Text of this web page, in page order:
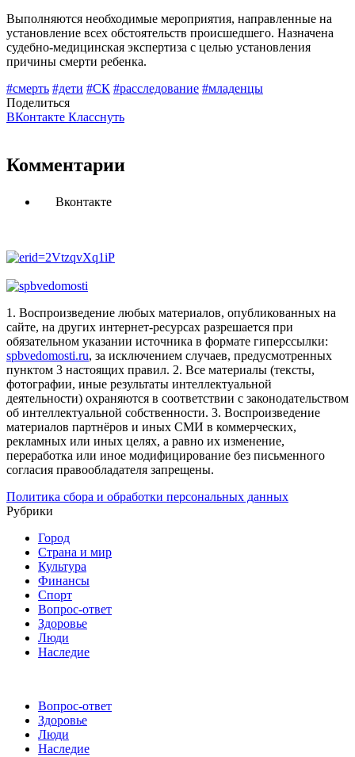
Выполняются необходимые мероприятия, направленные на
установление всех обстоятельств происшедшего. Назначена
судебно-медицинская экспертиза с целью установления
причины смерти ребенка.
#смерть #дети #СК #расследование #младенцы
Поделиться
ВКонтакте Класснуть
Комментарии
Вконтакте
1. Воспроизведение любых материалов, опубликованных на
сайте, на других интернет-ресурсах разрешается при
обязательном указании источника в формате гиперссылки:
spbvedomosti.ru, за исключением случаев, предусмотренных
пунктом 3 настоящих правил. 2. Все материалы (тексты,
фотографии, иные результаты интеллектуальной
деятельности) охраняются в соответствии с законодательством
об интеллектуальной собственности. 3. Воспроизведение
материалов партнёров и иных СМИ в коммерческих,
рекламных или иных целях, а равно их изменение,
переработка или иное модифицирование без письменного
согласия правообладателя запрещены.
Политика сбора и обработки персональных данных
Рубрики
Город
Страна и мир
Культура
Финансы
Спорт
Вопрос-ответ
Здоровье
Люди
Наследие
Вопрос-ответ
Здоровье
Люди
Наследие